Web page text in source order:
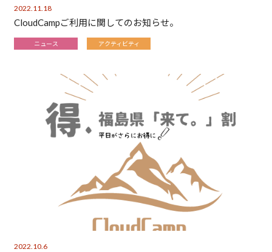
2022.11.18
CloudCampご利用に関してのお知らせ。
ニュース アクティビティ
2022.10.6